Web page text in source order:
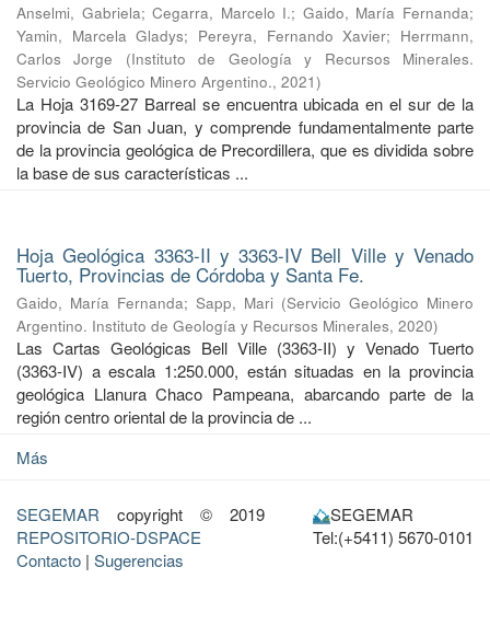
Anselmi, Gabriela;Cegarra, Marcelo I.; Gaido, María Fernanda;
Yamin, Marcela Gladys; Pereyra, Fernando Xavier; Herrmann,
Carlos Jorge
(Instituto de Geología y Recursos Minerales.
Servicio Geológico Minero Argentino., 2021)
La Hoja 3169-27 Barreal se encuentra ubicada en el sur de la
provincia de San Juan, y comprende fundamentalmente parte
de la provincia geológica de Precordillera, que es dividida sobre
la base de sus características ...
Hoja Geológica 3363-II y 3363-IV Bell Ville y Venado
Tuerto, Provincias de Córdoba y Santa Fe.
Gaido, María Fernanda; Sapp, Mari (Servicio Geológico Minero
Argentino. Instituto de Geología y Recursos Minerales, 2020)
Las Cartas Geológicas Bell Ville (3363-II) y Venado Tuerto
(3363-IV) a escala 1:250.000, están situadas en la provincia
geológica Llanura Chaco Pampeana, abarcando parte de la
región centro oriental de la provincia de ...
Más
SEGEMAR copyright © 2019
REPOSITORIO-DSPACE
Contacto | Sugerencias
SEGEMAR
Tel:(+5411) 5670-0101